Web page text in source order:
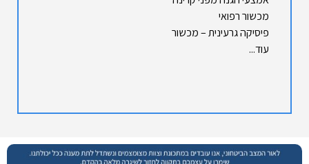
מכשור רפואי
פיסיקה גרעינית – מכשור
עוד...